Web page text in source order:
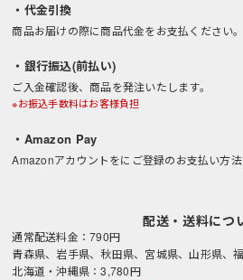
・代金引換
商品お届けの際に商品代金をお支払ください。
・銀行振込(前払い)
ご入金確認後、商品を発注いたします。
※お振込手数料はお客様負担
・Amazon Pay
Amazonアカウントをにご登録のお支払い方法
配送・送料につ
通常配送料金：790円
青森県、岩手県、秋田県、宮城県、山形県、
北海道・沖縄県：3,780円